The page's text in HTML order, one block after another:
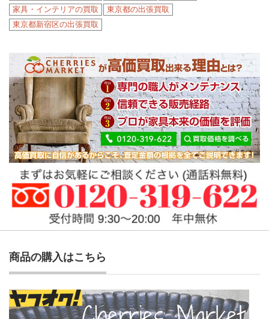
家具・インテリアの買取
東京都の出張買取
東京都新宿区の出張買取
商品の購入はこちら